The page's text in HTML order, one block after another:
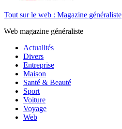
Tout sur le web : Magazine généraliste
Web magazine généraliste
Actualités
Divers
Entreprise
Maison
Santé & Beauté
Sport
Voiture
Voyage
Web